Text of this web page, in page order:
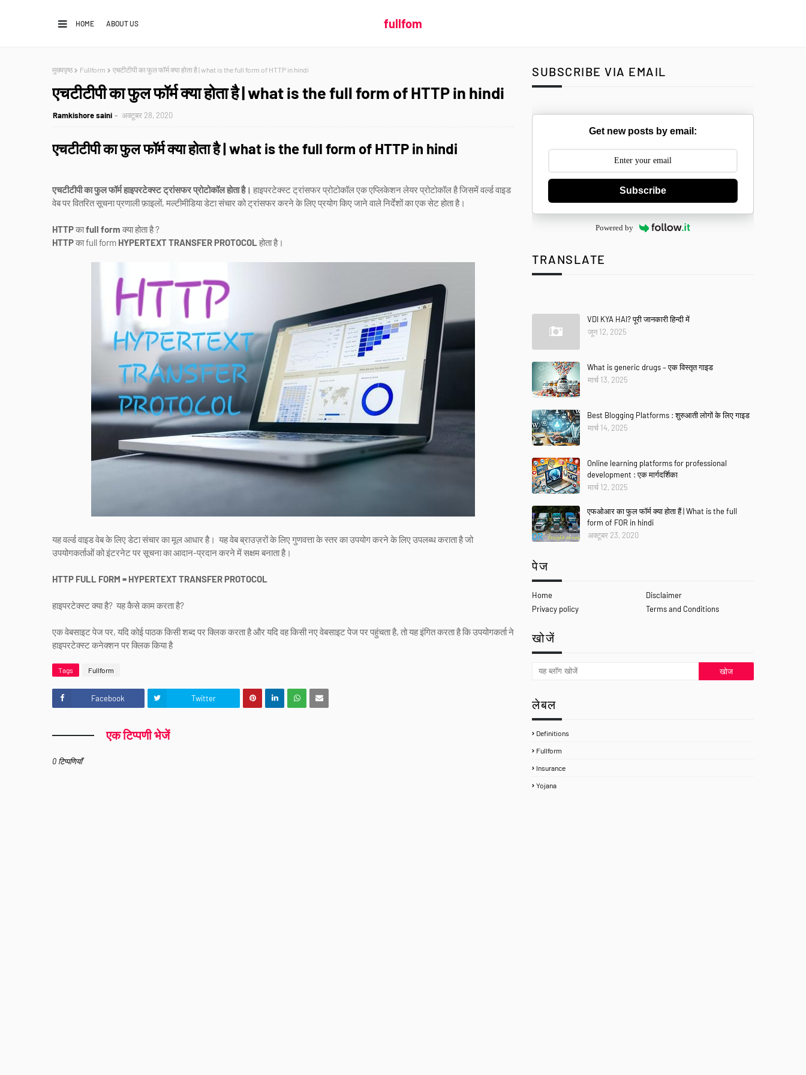
HOME ABOUT US fullfom
मुख्यपृष्ठ Fullform एचटीटीपी का फुल फॉर्म क्या होता है | what is the full form of HTTP in hindi
एचटीटीपी का फुल फॉर्म क्या होता है | what is the full form of HTTP in hindi
Ramkishore saini अक्टूबर 28, 2020
एचटीटीपी का फुल फॉर्म क्या होता है | what is the full form of HTTP in hindi
एचटीटीपी का फुल फॉर्म हाइपरटेक्स्ट ट्रांसफर प्रोटोकॉल होता है। हाइपरटेक्स्ट ट्रांसफर प्रोटोकॉल एक एप्लिकेशन लेयर प्रोटोकॉल है जिसमें वर्ल्ड वाइड
वेब पर वितरित सूचना प्रणाली फ़ाइलों, मल्टीमीडिया डेटा संचार को ट्रांसफर करने के लिए प्रयोग किए जाने वाले निर्देशों का एक सेट होता है।
HTTPकाfull form क्या होता है ?
HTTPका full form HYPERTEXT TRANSFER PROTOCOL होता है।
यह वर्ल्ड वाइड वेब के लिए डेटा संचार का मूल आधार है। यह वेब ब्राउज़रों के लिए गुणवत्ता के स्तर का उपयोग करने के लिए उपलब्ध कराता है जो
उपयोगकर्ताओं को इंटरनेट पर सूचना का आदान-प्रदान करने में सक्षम बनाता है।
HTTP FULL FORM = HYPERTEXT TRANSFER PROTOCOL
हाइपरटेक्स्ट क्या है? यह कैसे काम करता है?
एक वेबसाइट पेज पर, यदि कोई पाठक किसी शब्द पर क्लिक करता है और यदि वह किसी नए वेबसाइट पेज पर पहुंचता है, तो यह इंगित करता है कि उपयोगकर्ता ने
हाइपरटेक्स्ट कनेक्शन पर क्लिक किया है
Tags Fullform
Facebook Twitter
एक टिप्पणी भेजें
0 टिप्पणियाँ
SUBSCRIBE VIA EMAIL
Get new posts by email:
Subscribe
Powered by
TRANSLATE
VDI KYA HAI? पूरी जानकारी हिन्दी में
जून 12, 2025
What is generic drugs – एक विस्तृत गाइड
मार्च 13, 2025
Best Blogging Platforms : शुरुआती लोगों के लिए गाइड
मार्च 14, 2025
Online learning platforms for professional
development : एक मार्गदर्शिका
मार्च 12, 2025
एफओआर का फुल फॉर्म क्या होता हैं | What is the full
form of FOR in hindi
अक्टूबर 23, 2020
पेज
Home
Disclaimer
Privacy policy
Terms and Conditions
खोजें
लेबल
Definitions
Fullform
Insurance
Yojana